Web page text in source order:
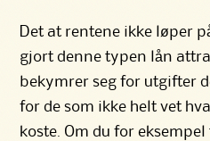
Det at rentene ikke løper
gjort denne typen lån
bekymrer seg for utgifter
for de som ikke helt vet
koste. Om du for